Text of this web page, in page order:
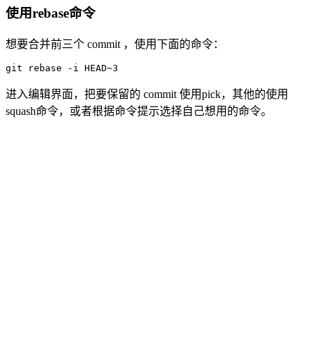
使用rebase命令
想要合并前三个 commit ，使用下面的命令：
git rebase -i HEAD~3
进入编辑界面，把要保留的 commit 使用pick，其他的使用
squash命令，或者根据命令提示选择自己想用的命令。